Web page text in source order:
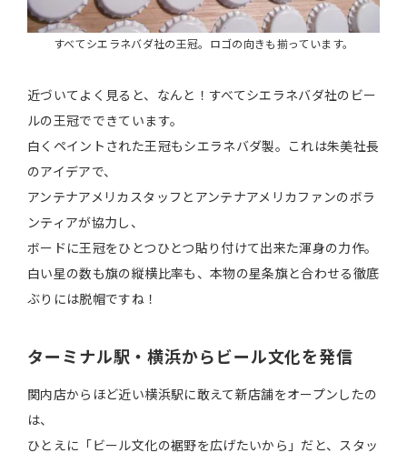
すべてシエラネバダ社の王冠。ロゴの向きも揃っています。
近づいてよく見ると、なんと！すべてシエラネバダ社のビー
ルの王冠でできています。
白くペイントされた王冠もシエラネバダ製。これは朱美社長
のアイデアで、
アンテナアメリカスタッフとアンテナアメリカファンのボラ
ンティアが協力し、
ボードに王冠をひとつひとつ貼り付けて出来た渾身の力作。
白い星の数も旗の縦横比率も、本物の星条旗と合わせる徹底
ぶりには脱帽ですね！
ターミナル駅・横浜からビール文化を発信
関内店からほど近い横浜駅に敢えて新店舗をオープンしたの
は、
ひとえに「ビール文化の裾野を広げたいから」だと、スタッ